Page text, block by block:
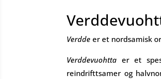
Verddeer et nordsamisk
Verddevuohtta er et
reindrifttsamer og